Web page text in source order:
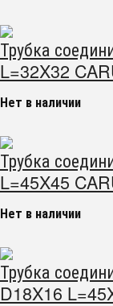
Трубка
L=32X32
Нет в наличии
Трубка
L=45X45
Нет в наличии
Трубка
D18X16